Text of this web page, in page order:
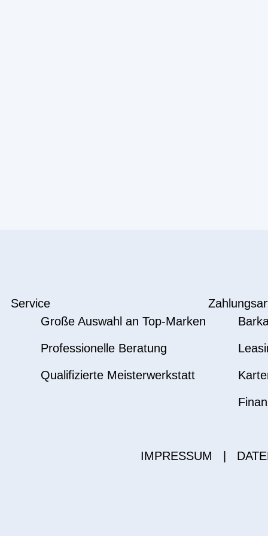
Service
Große Auswahl an Top-Marken
Professionelle Beratung
Qualifizierte Meisterwerkstatt
IMPRESSUM